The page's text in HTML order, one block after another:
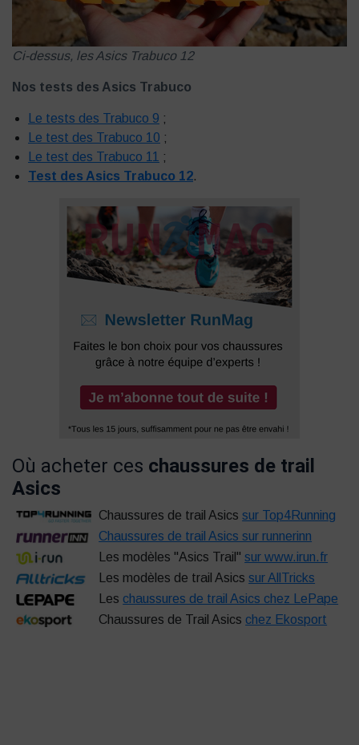
Ci-dessus, les Asics Trabuco 12
Nos tests des Asics Trabuco
Le tests des Trabuco 9 ;
Le test des Trabuco 10 ;
Le test des Trabuco 11
;
Test des Asics Trabuco 12.
Où acheter ces chaussures de trail
Asics
Chaussures de trail Asicssur Top4Running
Chaussures de trail Asics sur runnerinn
Les modèles ''Asics Trail''sur www.irun.fr
Les modèles de trail Asicssur AllTricks
Leschaussures de trail Asics chez LePape
Chaussures de Trail Asicschez Ekosport